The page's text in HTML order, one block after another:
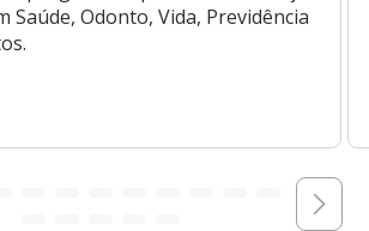
Saúde, Odonto, Vida, Previdência